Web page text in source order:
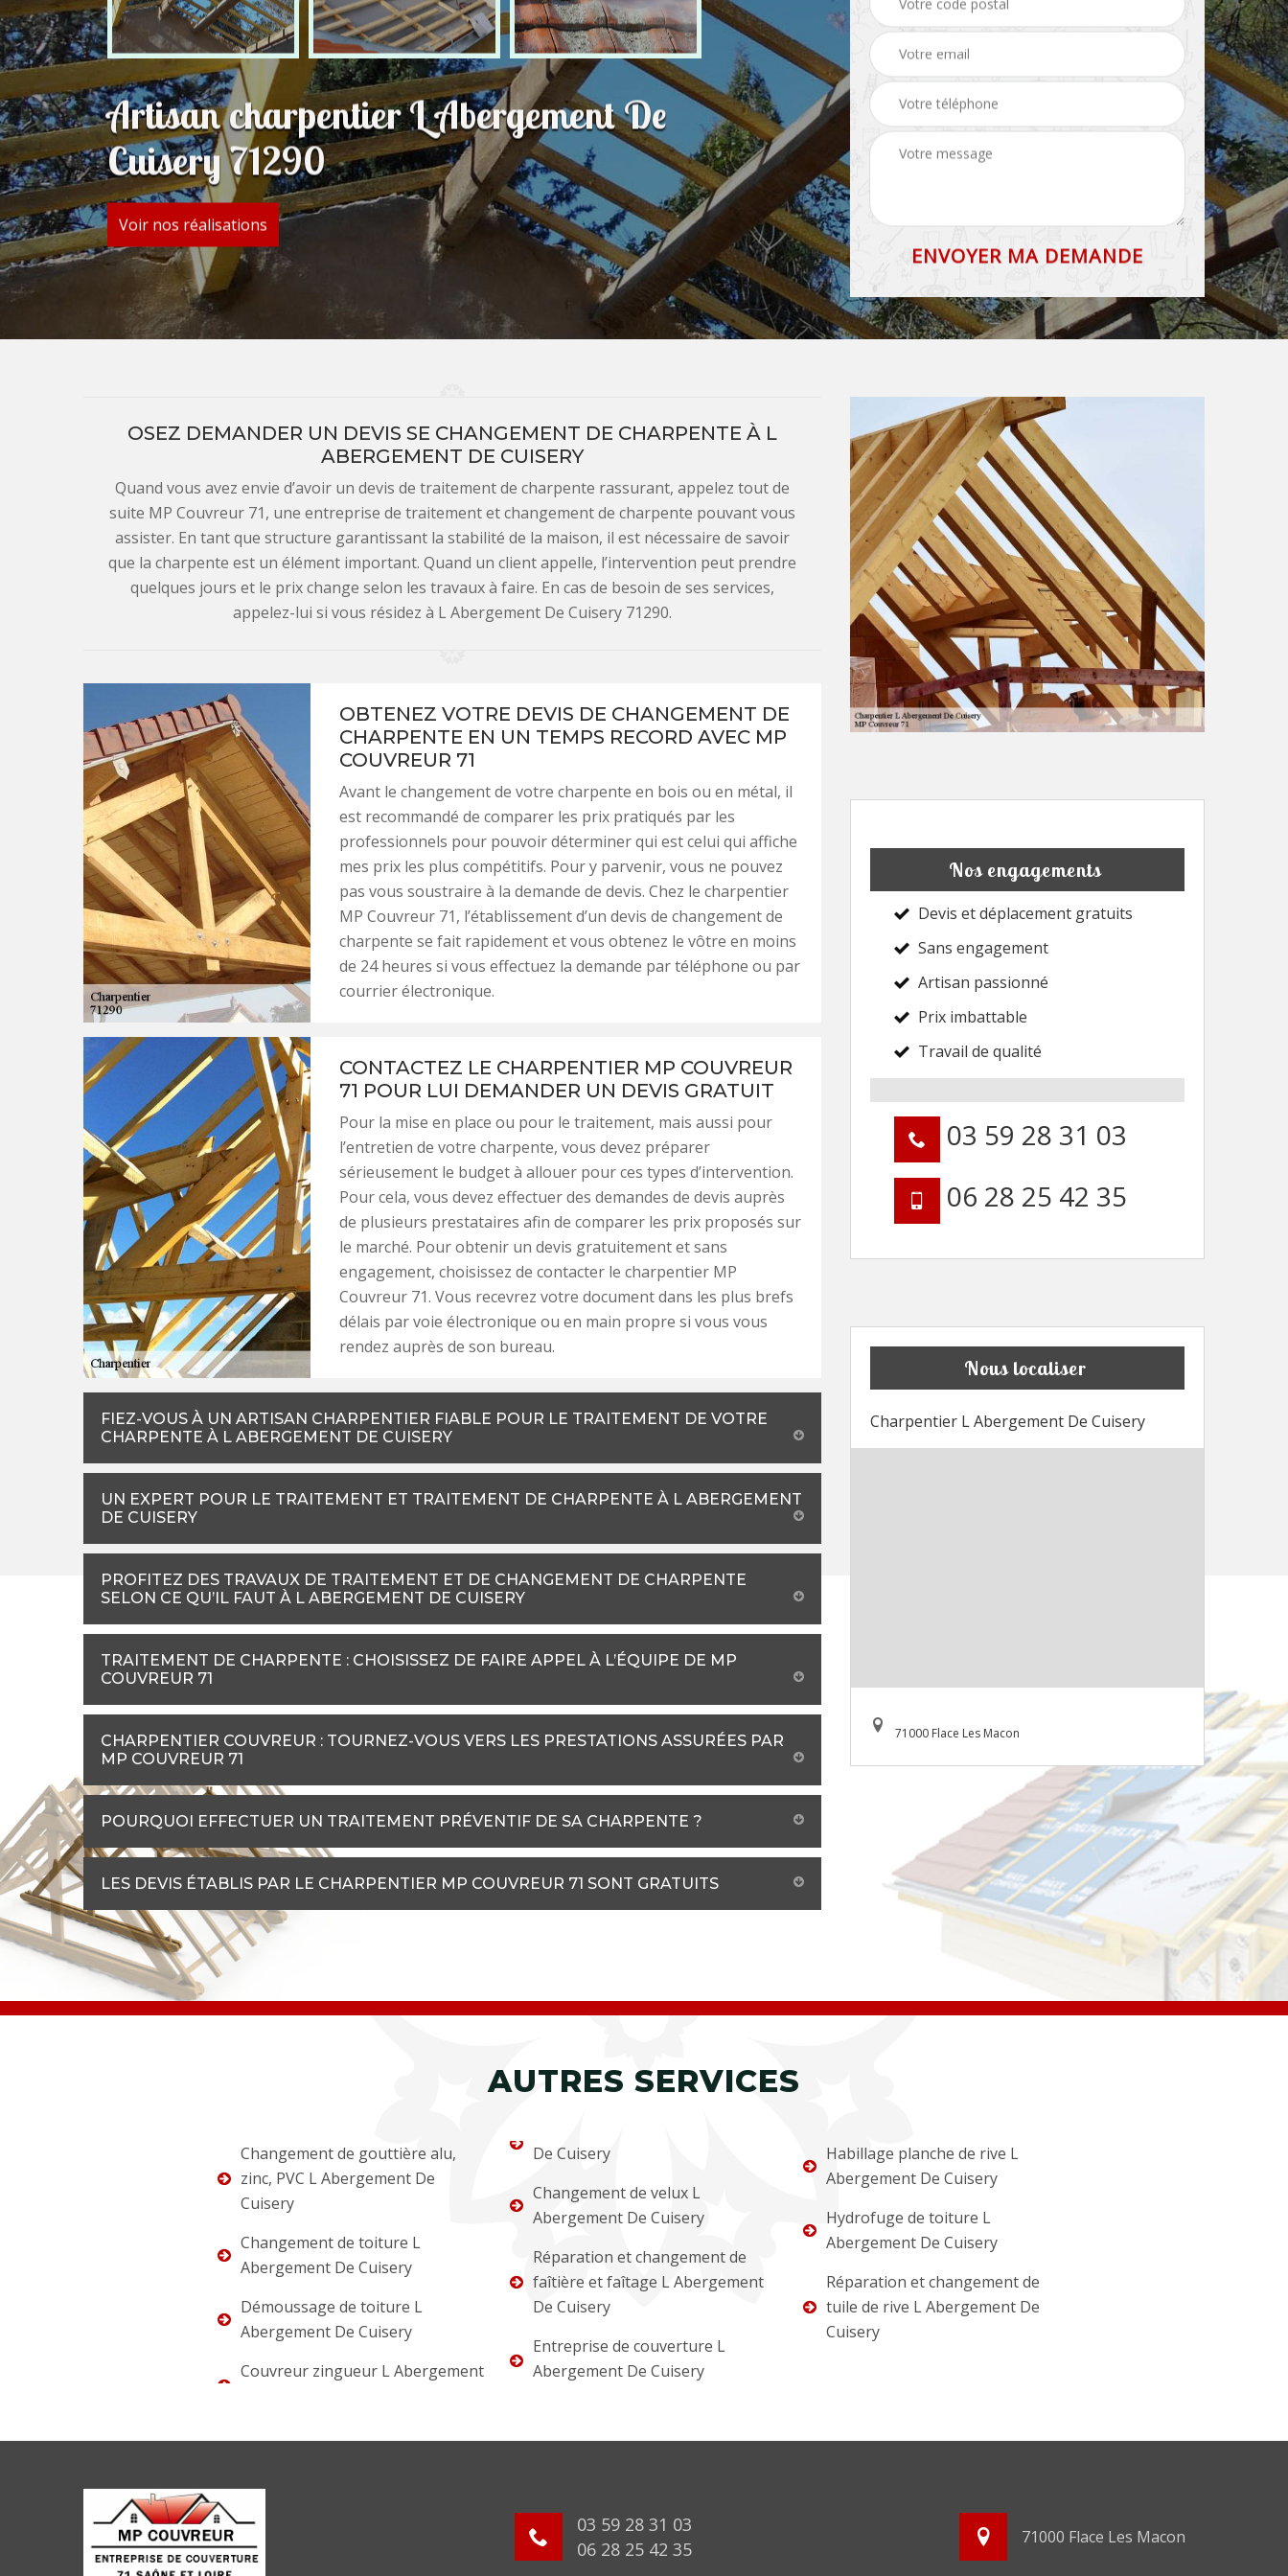
Artisan charpentier L Abergement De
Cuisery 71290
Voir nos réalisations
OSEZ DEMANDER UN DEVIS SE CHANGEMENT DE CHARPENTE À L
ABERGEMENT DE CUISERY
Quand vous avez envie d’avoir un devis de traitement de charpente rassurant, appelez tout de
suite MP Couvreur 71, une entreprise de traitement et changement de charpente pouvant vous
assister. En tant que structure garantissant la stabilité de la maison, il est nécessaire de savoir
que la charpente est un élément important. Quand un client appelle, l’intervention peut prendre
quelques jours et le prix change selon les travaux à faire. En cas de besoin de ses services,
appelez-lui si vous résidez à L Abergement De Cuisery 71290.
OBTENEZ VOTRE DEVIS DE CHANGEMENT DE
CHARPENTE EN UN TEMPS RECORD AVEC MP
COUVREUR 71
Avant le changement de votre charpente en bois ou en métal, il
est recommandé de comparer les prix pratiqués par les
professionnels pour pouvoir déterminer qui est celui qui affiche
mes prix les plus compétitifs. Pour y parvenir, vous ne pouvez
pas vous soustraire à la demande de devis. Chez le charpentier
MP Couvreur 71, l’établissement d’un devis de changement de
charpente se fait rapidement et vous obtenez le vôtre en moins
de 24 heures si vous effectuez la demande par téléphone ou par
courrier électronique.
CONTACTEZ LE CHARPENTIER MP COUVREUR
71 POUR LUI DEMANDER UN DEVIS GRATUIT
Pour la mise en place ou pour le traitement, mais aussi pour
l’entretien de votre charpente, vous devez préparer
sérieusement le budget à allouer pour ces types d’intervention.
Pour cela, vous devez effectuer des demandes de devis auprès
de plusieurs prestataires afin de comparer les prix proposés sur
le marché. Pour obtenir un devis gratuitement et sans
engagement, choisissez de contacter le charpentier MP
Couvreur 71. Vous recevrez votre document dans les plus brefs
délais par voie électronique ou en main propre si vous vous
rendez auprès de son bureau.
FIEZ-VOUS À UN ARTISAN CHARPENTIER FIABLE POUR LE TRAITEMENT DE VOTRE
CHARPENTE À L ABERGEMENT DE CUISERY
UN EXPERT POUR LE TRAITEMENT ET TRAITEMENT DE CHARPENTE À L ABERGEMENT
DE CUISERY
PROFITEZ DES TRAVAUX DE TRAITEMENT ET DE CHANGEMENT DE CHARPENTE
SELON CE QU’IL FAUT À L ABERGEMENT DE CUISERY
TRAITEMENT DE CHARPENTE : CHOISISSEZ DE FAIRE APPEL À L’ÉQUIPE DE MP
COUVREUR 71
CHARPENTIER COUVREUR : TOURNEZ-VOUS VERS LES PRESTATIONS ASSURÉES PAR
MP COUVREUR 71
POURQUOI EFFECTUER UN TRAITEMENT PRÉVENTIF DE SA CHARPENTE ?
LES DEVIS ÉTABLIS PAR LE CHARPENTIER MP COUVREUR 71 SONT GRATUITS
Nos engagements
Devis et déplacement gratuits
Sans engagement
Artisan passionné
Prix imbattable
Travail de qualité
03 59 28 31 03
06 28 25 42 35
Nous localiser
Charpentier L Abergement De Cuisery
71000 Flace Les Macon
AUTRES SERVICES
Changement de gouttière alu,
zinc, PVC L Abergement De
Cuisery
Changement de toiture L
Abergement De Cuisery
Démoussage de toiture L
Abergement De Cuisery
Couvreur zingueur L Abergement
De Cuisery
Changement de velux L
Abergement De Cuisery
Réparation et changement de
faîtière et faîtage L Abergement
De Cuisery
Entreprise de couverture L
Abergement De Cuisery
Habillage planche de rive L
Abergement De Cuisery
Hydrofuge de toiture L
Abergement De Cuisery
Réparation et changement de
tuile de rive L Abergement De
Cuisery
03 59 28 31 03
06 28 25 42 35
71000 Flace Les Macon